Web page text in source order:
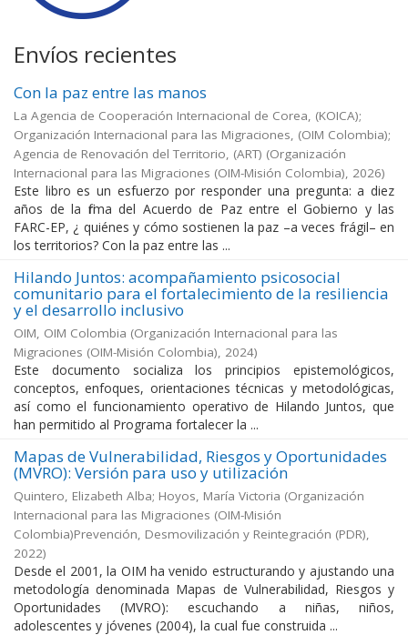
Envíos recientes
Con la paz entre las manos
La Agencia de Cooperación Internacional de Corea, (KOICA);
Organización Internacional para las Migraciones, (OIM Colombia);
Agencia de Renovación del Territorio, (ART) (Organización
Internacional para las Migraciones (OIM-Misión Colombia), 2026)
Este libro es un esfuerzo por responder una pregunta: a diez
años de la firma del Acuerdo de Paz entre el Gobierno y las
FARC-EP, ¿ quiénes y cómo sostienen la paz –a veces frágil– en
los territorios? Con la paz entre las ...
Hilando Juntos: acompañamiento psicosocial
comunitario para el fortalecimiento de la resiliencia
y el desarrollo inclusivo
OIM, OIM Colombia (Organización Internacional para las
Migraciones (OIM-Misión Colombia), 2024)
Este documento socializa los principios epistemológicos,
conceptos, enfoques, orientaciones técnicas y metodológicas,
así como el funcionamiento operativo de Hilando Juntos, que
han permitido al Programa fortalecer la ...
Mapas de Vulnerabilidad, Riesgos y Oportunidades
(MVRO): Versión para uso y utilización
Quintero, Elizabeth Alba; Hoyos, María Victoria (Organización
Internacional para las Migraciones (OIM-Misión
Colombia)Prevención, Desmovilización y Reintegración (PDR),
2022)
Desde el 2001, la OIM ha venido estructurando y ajustando una
metodología denominada Mapas de Vulnerabilidad, Riesgos y
Oportunidades (MVRO): escuchando a niñas, niños,
adolescentes y jóvenes (2004), la cual fue construida ...